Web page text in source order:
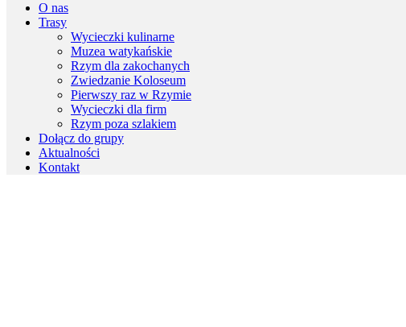
O nas
Trasy
Wycieczki kulinarne
Muzea watykańskie
Rzym dla zakochanych
Zwiedzanie Koloseum
Pierwszy raz w Rzymie
Wycieczki dla firm
Rzym poza szlakiem
Dołącz do grupy
Aktualności
Kontakt